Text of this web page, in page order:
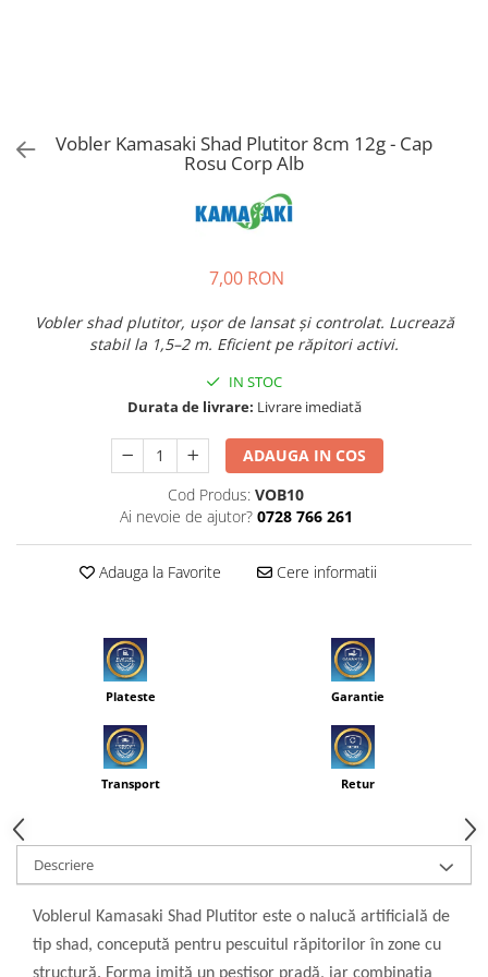
Vobler Kamasaki Shad Plutitor 8cm 12g - Cap
Rosu Corp Alb
7,00 RON
Vobler shad plutitor, ușor de lansat și controlat. Lucrează
stabil la 1,5–2 m. Eficient pe răpitori activi.
IN STOC
Durata de livrare: Livrare imediată
ADAUGA IN COS
Cod Produs: VOB10
Ai nevoie de ajutor? 0728 766 261
Adauga la Favorite Cere informatii
Plateste Garantie
Transport Retur
Descriere
Voblerul Kamasaki Shad Plutitor este o nalucă artificială de
tip shad, concepută pentru pescuitul răpitorilor în zone cu